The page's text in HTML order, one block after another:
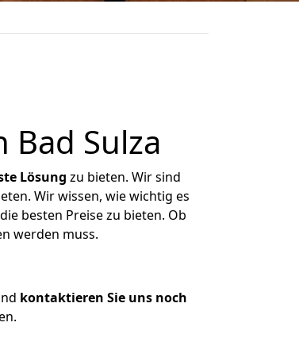
Sulza
Lösung zu bieten. Wir sind
Wir wissen, wie wichtig es
besten Preise zu bieten. Ob
werden muss.
kontaktieren Sie uns noch